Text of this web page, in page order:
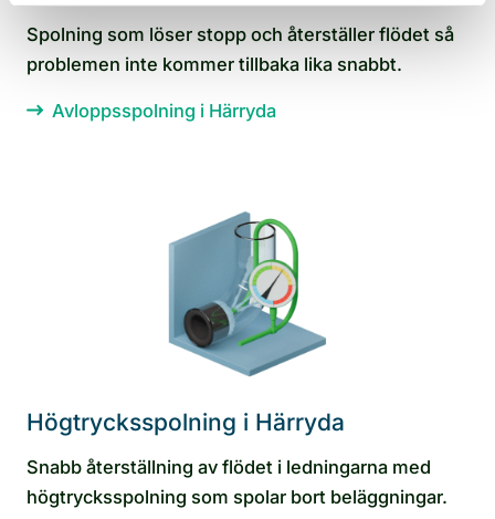
Spolning som löser stopp och återställer flödet så
problemen inte kommer tillbaka lika snabbt.
Avloppsspolning i Härryda
Högtrycksspolning i Härryda
Snabb återställning av flödet i ledningarna med
högtrycksspolning som spolar bort beläggningar.